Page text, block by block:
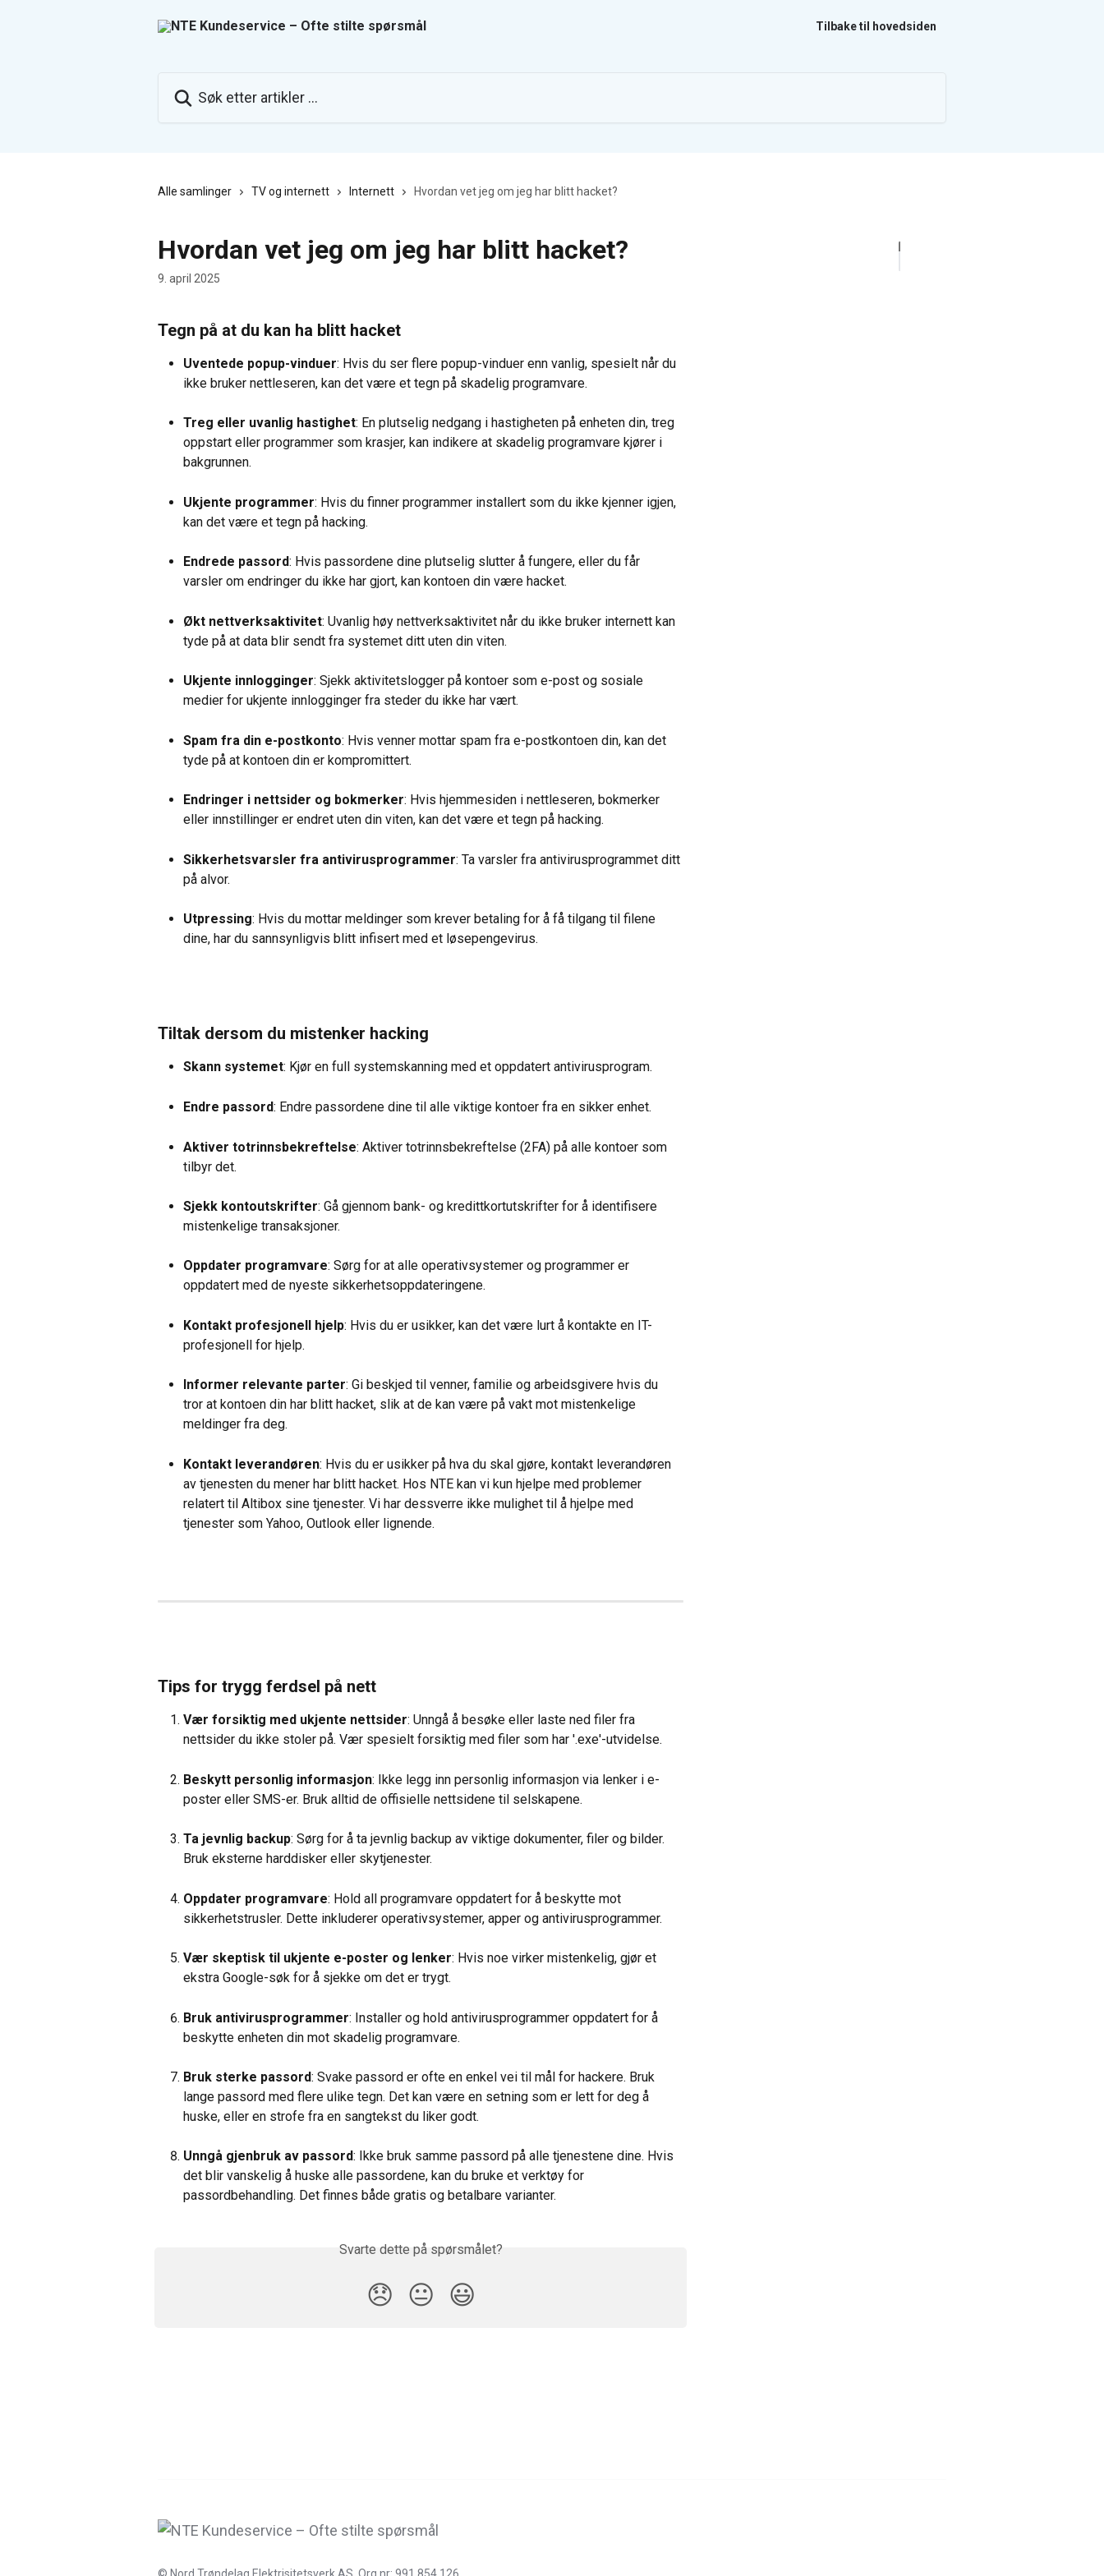
Tilbake til hovedsiden
Alle samlinger TV og internett Internett Hvordan vet jeg om jeg har blitt hacket?
Hvordan vet jeg om jeg har blitt hacket?
9. april 2025
Tegn på at du kan ha blitt hacket
Uventede popup-vinduer: Hvis du ser flere popup-vinduer enn vanlig, spesielt når du
ikke bruker nettleseren, kan det være et tegn på skadelig programvare.
Treg eller uvanlig hastighet: En plutselig nedgang i hastigheten på enheten din, treg
oppstart eller programmer som krasjer, kan indikere at skadelig programvare kjører i
bakgrunnen.
Ukjente programmer: Hvis du finner programmer installert som du ikke kjenner igjen,
kan det være et tegn på hacking.
Endrede passord: Hvis passordene dine plutselig slutter å fungere, eller du får
varsler om endringer du ikke har gjort, kan kontoen din være hacket.
Økt nettverksaktivitet: Uvanlig høy nettverksaktivitet når du ikke bruker internett kan
tyde på at data blir sendt fra systemet ditt uten din viten.
Ukjente innlogginger: Sjekk aktivitetslogger på kontoer som e-post og sosiale
medier for ukjente innlogginger fra steder du ikke har vært.
Spam fra din e-postkonto: Hvis venner mottar spam fra e-postkontoen din, kan det
tyde på at kontoen din er kompromittert.
Endringer i nettsider og bokmerker: Hvis hjemmesiden i nettleseren, bokmerker
eller innstillinger er endret uten din viten, kan det være et tegn på hacking.
Sikkerhetsvarsler fra antivirusprogrammer: Ta varsler fra antivirusprogrammet ditt
på alvor.
Utpressing: Hvis du mottar meldinger som krever betaling for å få tilgang til filene
dine, har du sannsynligvis blitt infisert med et løsepengevirus.
Tiltak dersom du mistenker hacking
Skann systemet: Kjør en full systemskanning med et oppdatert antivirusprogram.
Endre passord: Endre passordene dine til alle viktige kontoer fra en sikker enhet.
Aktiver totrinnsbekreftelse: Aktiver totrinnsbekreftelse (2FA) på alle kontoer som
tilbyr det.
Sjekk kontoutskrifter: Gå gjennom bank- og kredittkortutskrifter for å identifisere
mistenkelige transaksjoner.
Oppdater programvare: Sørg for at alle operativsystemer og programmer er
oppdatert med de nyeste sikkerhetsoppdateringene.
Kontakt profesjonell hjelp: Hvis du er usikker, kan det være lurt å kontakte en IT-
profesjonell for hjelp.
Informer relevante parter: Gi beskjed til venner, familie og arbeidsgivere hvis du
tror at kontoen din har blitt hacket, slik at de kan være på vakt mot mistenkelige
meldinger fra deg.
Kontakt leverandøren: Hvis du er usikker på hva du skal gjøre, kontakt leverandøren
av tjenesten du mener har blitt hacket. Hos NTE kan vi kun hjelpe med problemer
relatert til Altibox sine tjenester. Vi har dessverre ikke mulighet til å hjelpe med
tjenester som Yahoo, Outlook eller lignende.
Tips for trygg ferdsel på nett
Vær forsiktig med ukjente nettsider: Unngå å besøke eller laste ned filer fra
nettsider du ikke stoler på. Vær spesielt forsiktig med filer som har '.exe'-utvidelse.
Beskytt personlig informasjon: Ikke legg inn personlig informasjon via lenker i e-
poster eller SMS-er. Bruk alltid de offisielle nettsidene til selskapene.
Ta jevnlig backup: Sørg for å ta jevnlig backup av viktige dokumenter, filer og bilder.
Bruk eksterne harddisker eller skytjenester.
Oppdater programvare: Hold all programvare oppdatert for å beskytte mot
sikkerhetstrusler. Dette inkluderer operativsystemer, apper og antivirusprogrammer.
Vær skeptisk til ukjente e-poster og lenker: Hvis noe virker mistenkelig, gjør et
ekstra Google-søk for å sjekke om det er trygt.
Bruk antivirusprogrammer: Installer og hold antivirusprogrammer oppdatert for å
beskytte enheten din mot skadelig programvare.
Bruk sterke passord: Svake passord er ofte en enkel vei til mål for hackere. Bruk
lange passord med flere ulike tegn. Det kan være en setning som er lett for deg å
huske, eller en strofe fra en sangtekst du liker godt.
Unngå gjenbruk av passord: Ikke bruk samme passord på alle tjenestene dine. Hvis
det blir vanskelig å huske alle passordene, kan du bruke et verktøy for
passordbehandling. Det finnes både gratis og betalbare varianter.
Svarte dette på spørsmålet?
😞 😐 😃